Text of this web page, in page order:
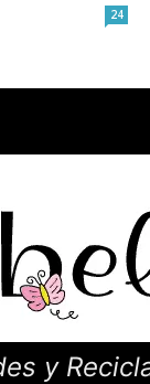
24
y